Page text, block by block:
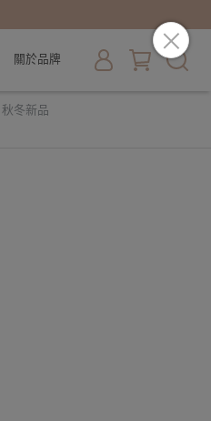
關於品牌
冬新品